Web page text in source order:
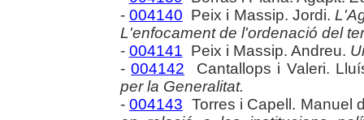
- 004140 Peix i Massip. Jordi.
L'enfocament de l'ordenació del
- 004141 Peix i Massip. Andreu.
-004142 Cantallops i Valeri.
per la Generalitat.
- 004143 Torres i Capell. Manuel